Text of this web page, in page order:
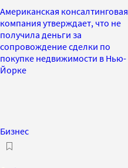
Американская консалтинговая
компания утверждает, что не
получила деньги за
сопровождение сделки по
покупке недвижимости в Нью-
Йорке
Бизнес